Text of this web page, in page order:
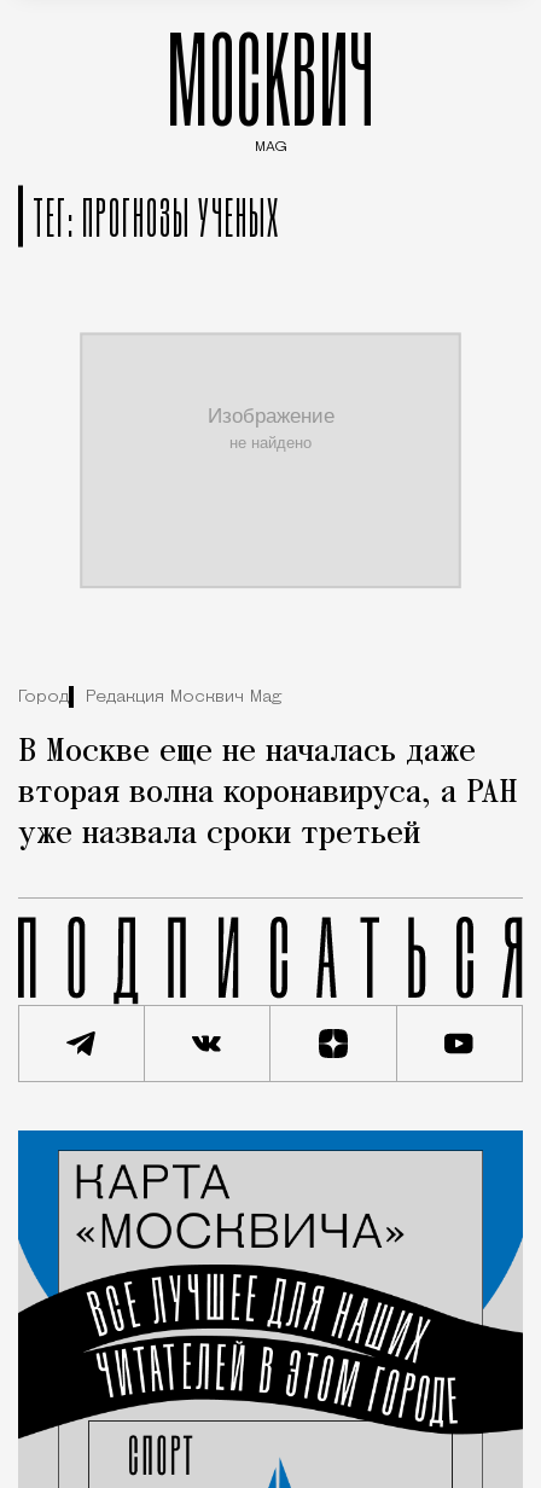
МОСКВИЧ
MAG
ТЕГ: ПРОГНОЗЫ УЧЕНЫХ
Город Редакция Москвич Mag
В Москве еще не началась даже
вторая волна коронавируса, а РАН
уже назвала сроки третьей